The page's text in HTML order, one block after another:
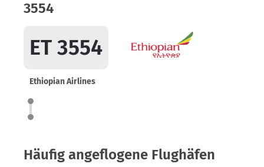
3554
ET 3554
Ethiopian Airlines
Häufig angeflogene Flughäfen